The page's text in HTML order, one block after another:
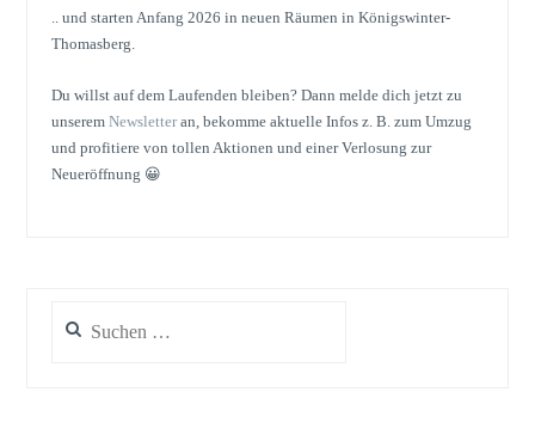
.. und starten Anfang 2026 in neuen Räumen in Königswinter-
Thomasberg.
Du willst auf dem Laufenden bleiben? Dann melde dich jetzt zu
unseremNewsletteran, bekomme aktuelle Infos z. B. zum Umzug
und profitiere von tollen Aktionen und einer Verlosung zur
Neueröffnung 😀
nach: